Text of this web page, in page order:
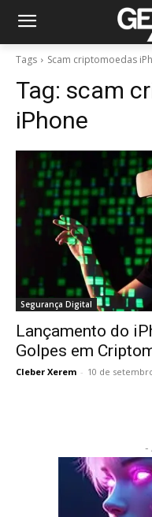
Tags Scam criptomoedas
Tag: scam
iPhone
Segurança Digital
Lançamento do
Golpes em
Cleber Xerem - 10 de
-